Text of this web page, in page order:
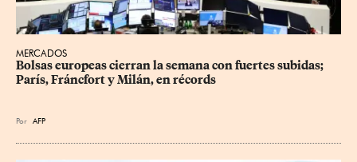
MERCADOS
Bolsas europeas cierran la semana con fuertes subidas;
París, Fráncfort y Milán, en récords
Por AFP